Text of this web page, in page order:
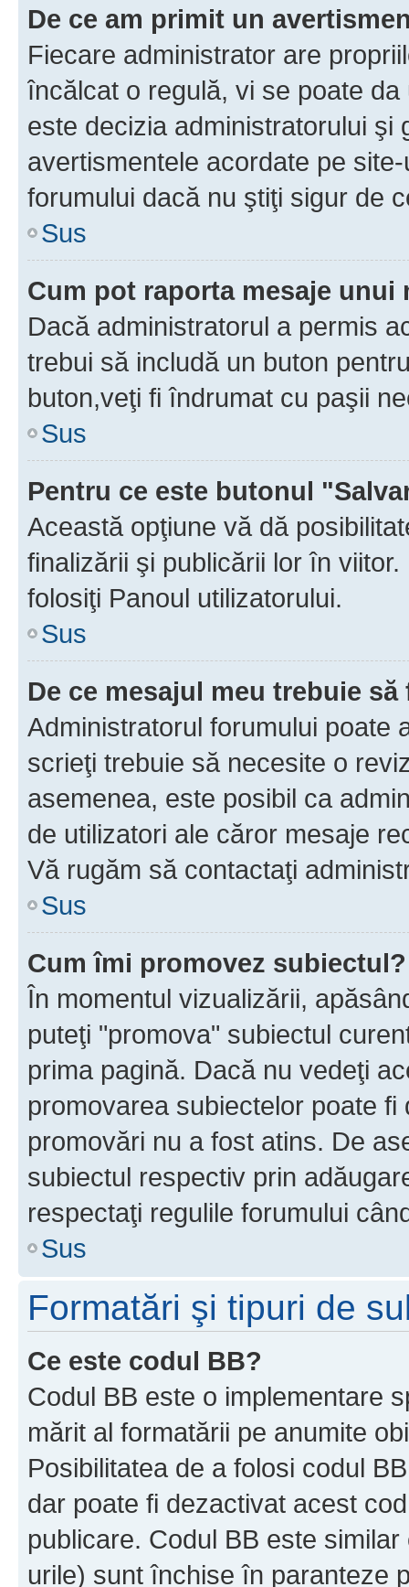
De ce am primit un
Fiecare administrator are
încălcat o regulă, vi se poate
este decizia administratorului şi
avertismentele acordate pe
forumului dacă nu ştiţi sigur de
Sus
Cum pot raporta mesaje unui
Dacă administratorul a permis
trebui să includă un buton
buton,veţi fi îndrumat cu paşii
Sus
Pentru ce este butonul
Această opţiune vă dă
finalizării şi publicării lor în
folosiţi Panoul utilizatorului.
Sus
De ce mesajul meu trebuie
Administratorul forumului poate
scrieţi trebuie să necesite o
asemenea, este posibil ca
de utilizatori ale căror mesaje
Vă rugăm să contactaţi
Sus
Cum îmi promovez subiectul?
În momentul vizualizării,
puteţi "promova" subiectul
prima pagină. Dacă nu vedeţi
promovarea subiectelor poate
promovări nu a fost atins. De
subiectul respectiv prin
respectaţi regulile forumului
Sus
Formatări şi tipuri de
Ce este codul BB?
Codul BB este o implementare
mărit al formatării pe anumite
Posibilitatea de a folosi codul
dar poate fi dezactivat acest
publicare. Codul BB este
urile) sunt închise în paranteze